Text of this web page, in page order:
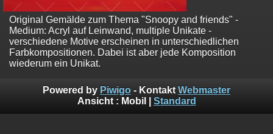
Original Gemälde zum Thema "Snoopy and friends" -
Medium: Acryl auf Leinwand, multiple Unikate -
verschiedene Motive erscheinen in unterschiedlichen
Farbkompositionen. Dabei ist aber jede Komposition
wiederum ein Unikat.
Powered by Piwigo - Kontakt Webmaster
Ansicht : Mobil Standard